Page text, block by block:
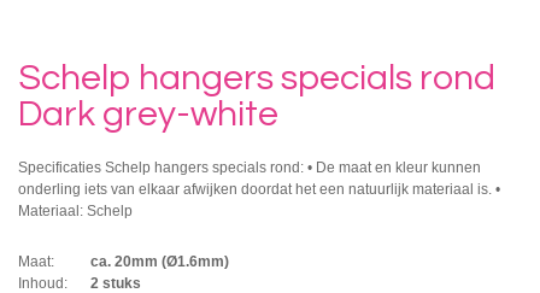
Schelp hangers specials rond
Dark grey-white
Specificaties Schelp hangers specials rond: • De maat en kleur kunnen
onderling iets van elkaar afwijken doordat het een natuurlijk materiaal is. •
Materiaal: Schelp
Maat:
ca. 20mm (Ø1.6mm)
Inhoud:
2 stuks